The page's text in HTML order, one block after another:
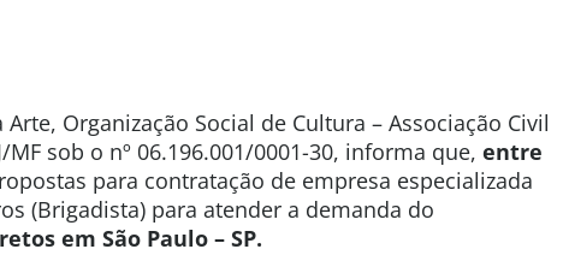
Organização Social de Cultura – Associação Civil
sob o nº 06.196.001/0001-30, informa que, entre
para contratação de empresa especializada
(Brigadista) para atender a demanda do
em São Paulo – SP.